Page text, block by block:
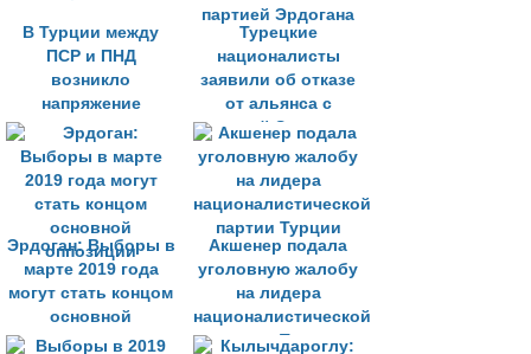
В Турции между
ПСР и ПНД
возникло
напряжение
Турецкие
националисты
заявили об отказе
от альянса с
партией Эрдогана
Эрдоган: Выборы в
марте 2019 года
могут стать концом
основной
оппозиции
Акшенер подала
уголовную жалобу
на лидера
националистической
партии Турции